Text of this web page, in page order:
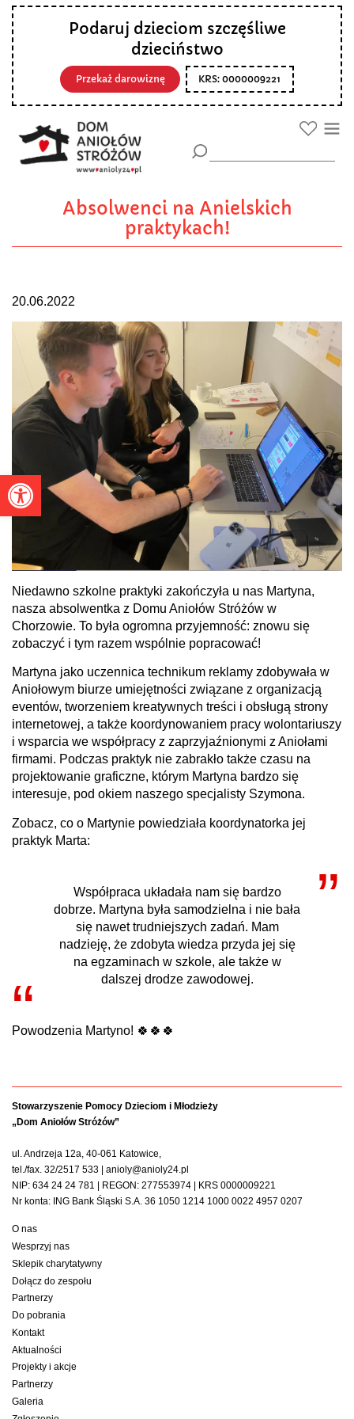
Otwórz pasek narzędzi
Podaruj dzieciom szczęśliwe
dzieciństwo
Przekaż darowiznę KRS: 0000009221
Absolwenci na Anielskich
praktykach!
20.06.2022
Niedawno szkolne praktyki zakończyła u nas Martyna,
nasza absolwentka z Domu Aniołów Stróżów w
Chorzowie. To była ogromna przyjemność: znowu się
zobaczyć i tym razem wspólnie popracować!
Martyna jako uczennica technikum reklamy zdobywała w
Aniołowym biurze umiejętności związane z organizacją
eventów, tworzeniem kreatywnych treści i obsługą strony
internetowej, a także koordynowaniem pracy wolontariuszy
i wsparcia we współpracy z zaprzyjaźnionymi z Aniołami
firmami. Podczas praktyk nie zabrakło także czasu na
projektowanie graficzne, którym Martyna bardzo się
interesuje, pod okiem naszego specjalisty Szymona.
Zobacz, co o Martynie powiedziała koordynatorka jej
praktyk Marta:
Współpraca układała nam się bardzo
dobrze. Martyna była samodzielna i nie bała
się nawet trudniejszych zadań. Mam
nadzieję, że zdobyta wiedza przyda jej się
na egzaminach w szkole, ale także w
dalszej drodze zawodowej.
Powodzenia Martyno! 🍀🍀🍀
Stowarzyszenie Pomocy Dzieciom i Młodzieży
„Dom Aniołów Stróżów”
ul. Andrzeja 12a, 40-061 Katowice,
tel./fax. 32/2517 533 | anioly@anioly24.pl
NIP: 634 24 24 781 | REGON: 277553974 | KRS 0000009221
Nr konta: ING Bank Śląski S.A. 36 1050 1214 1000 0022 4957 0207
O nas
Wesprzyj nas
Sklepik charytatywny
Dołącz do zespołu
Partnerzy
Do pobrania
Kontakt
Aktualności
Projekty i akcje
Partnerzy
Galeria